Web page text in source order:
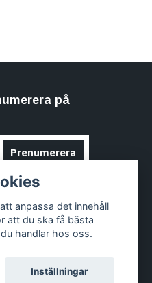
på
Prenumerera
anpassa det innehåll
att du ska få bästa
handlar hos oss.
Inställningar